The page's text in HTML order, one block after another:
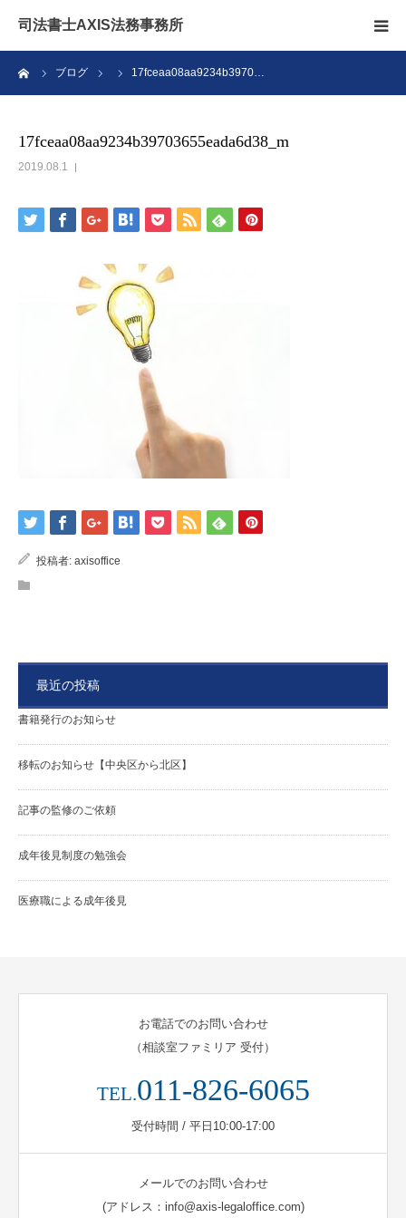
司法書士AXIS法務事務所
ブログ 17fceaa08aa9234b3970…
17fceaa08aa9234b39703655eada6d38_m
2019.08.1
投稿者: axisoffice
最近の投稿
書籍発行のお知らせ
移転のお知らせ【中央区から北区】
記事の監修のご依頼
成年後見制度の勉強会
医療職による成年後見
お電話でのお問い合わせ
（相談室ファミリア 受付）
TEL.011-826-6065
受付時間 / 平日10:00-17:00
メールでのお問い合わせ
(アドレス：info@axis-legaloffice.com)
相続のこと
ブログ
スタッフ
お問い合わせ
親なきあと問題相談室ファミリア